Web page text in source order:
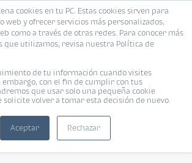
cookies en tu PC. Estas cookies sirven para
web y ofrecer servicios más personalizados,
como a través de otras redes. Para conocer más
que utilizamos, revisa nuestra Política de
de tu información cuando visites
embargo, con el fin de cumplir con tus
que usar solo una pequeña cookie
solicite volver a tomar esta decisión de nuevo.
Aceptar Rechazar